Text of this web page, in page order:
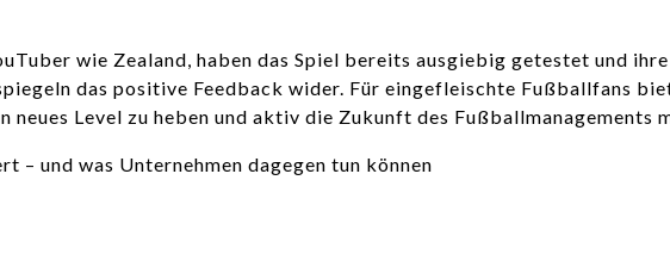
wie Zealand, haben das Spiel bereits ausgiebig getestet und
das positive Feedback wider. Für eingefleischte Fußballfans
neues Level zu heben und aktiv die Zukunft des Fußballmanagements